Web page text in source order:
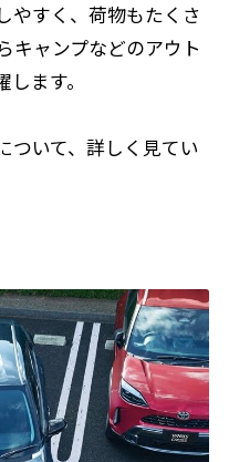
やすく、荷物もたくさ
キャンプなどのアウト
ます。
ついて、詳しく見てい